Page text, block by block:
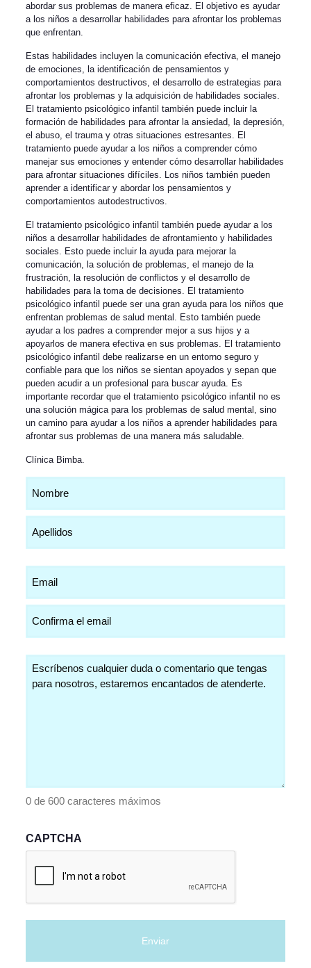
abordar sus problemas de manera eficaz. El objetivo es ayudar
a los niños a desarrollar habilidades para afrontar los problemas
que enfrentan.
Estas habilidades incluyen la comunicación efectiva, el manejo
de emociones, la identificación de pensamientos y
comportamientos destructivos, el desarrollo de estrategias para
afrontar los problemas y la adquisición de habilidades sociales.
El tratamiento psicológico infantil también puede incluir la
formación de habilidades para afrontar la ansiedad, la depresión,
el abuso, el trauma y otras situaciones estresantes. El
tratamiento puede ayudar a los niños a comprender cómo
manejar sus emociones y entender cómo desarrollar habilidades
para afrontar situaciones difíciles. Los niños también pueden
aprender a identificar y abordar los pensamientos y
comportamientos autodestructivos.
El tratamiento psicológico infantil también puede ayudar a los
niños a desarrollar habilidades de afrontamiento y habilidades
sociales. Esto puede incluir la ayuda para mejorar la
comunicación, la solución de problemas, el manejo de la
frustración, la resolución de conflictos y el desarrollo de
habilidades para la toma de decisiones. El tratamiento
psicológico infantil puede ser una gran ayuda para los niños que
enfrentan problemas de salud mental. Esto también puede
ayudar a los padres a comprender mejor a sus hijos y a
apoyarlos de manera efectiva en sus problemas. El tratamiento
psicológico infantil debe realizarse en un entorno seguro y
confiable para que los niños se sientan apoyados y sepan que
pueden acudir a un profesional para buscar ayuda. Es
importante recordar que el tratamiento psicológico infantil no es
una solución mágica para los problemas de salud mental, sino
un camino para ayudar a los niños a aprender habilidades para
afrontar sus problemas de una manera más saludable.
Clínica Bimba.
(Obligatorio)
(Obligatorio)
(Obligatorio)
0 de 600 caracteres máximos
CAPTCHA